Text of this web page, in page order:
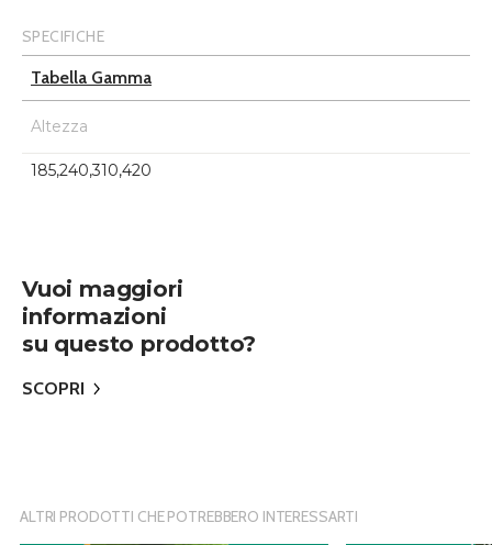
SPECIFICHE
Tabella Gamma
Altezza
185,240,310,420
Vuoi maggiori
informazioni
su questo prodotto?
SCOPRI
ALTRI PRODOTTI CHE POTREBBERO INTERESSARTI